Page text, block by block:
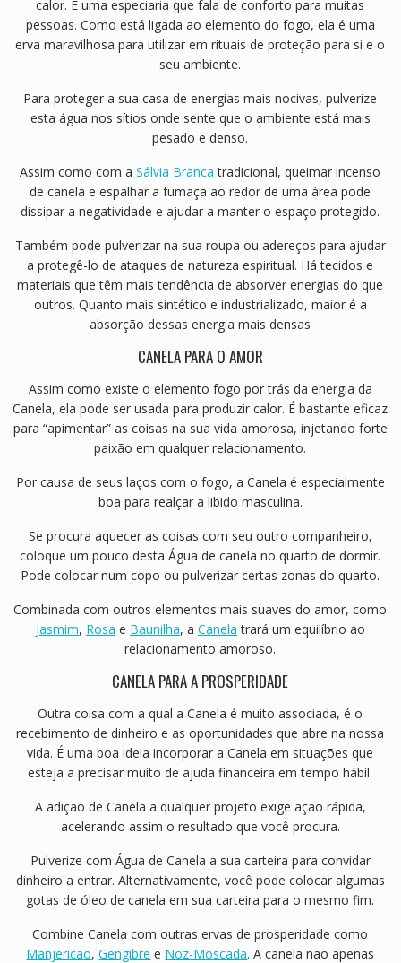
calor. É uma especiaria que fala de conforto para muitas
pessoas. Como está ligada ao elemento do fogo, ela é uma
erva maravilhosa para utilizar em rituais de proteção para si e o
seu ambiente.
Para proteger a sua casa de energias mais nocivas, pulverize
esta água nos sítios onde sente que o ambiente está mais
pesado e denso.
Assim como com aSálvia Branca tradicional, queimar incenso
de canela e espalhar a fumaça ao redor de uma área pode
dissipar a negatividade e ajudar a manter o espaço protegido.
Também pode pulverizar na sua roupa ou adereços para ajudar
a protegê-lo de ataques de natureza espiritual. Há tecidos e
materiais que têm mais tendência de absorver energias do que
outros. Quanto mais sintético e industrializado, maior é a
absorção dessas energia mais densas
CANELA PARA O AMOR
Assim como existe o elemento fogo por trás da energia da
Canela, ela pode ser usada para produzir calor. É bastante eficaz
para “apimentar” as coisas na sua vida amorosa, injetando forte
paixão em qualquer relacionamento.
Por causa de seus laços com o fogo, a Canela é especialmente
boa para realçar a libido masculina.
Se procura aquecer as coisas com seu outro companheiro,
coloque um pouco desta Água de canela no quarto de dormir.
Pode colocar num copo ou pulverizar certas zonas do quarto.
Combinada com outros elementos mais suaves do amor, como
Jasmim, Rosa e Baunilha, a Canela trará um equilíbrio ao
relacionamento amoroso.
CANELA PARA A PROSPERIDADE
Outra coisa com a qual a Canela é muito associada, é o
recebimento de dinheiro e as oportunidades que abre na nossa
vida. É uma boa ideia incorporar a Canela em situações que
esteja a precisar muito de ajuda financeira em tempo hábil.
A adição de Canela a qualquer projeto exige ação rápida,
acelerando assim o resultado que você procura.
Pulverize com Água de Canela a sua carteira para convidar
dinheiro a entrar. Alternativamente, você pode colocar algumas
gotas de óleo de canela em sua carteira para o mesmo fim.
Combine Canela com outras ervas de prosperidade como
Manjericão,Gengibre e Noz-Moscada. A canela não apenas